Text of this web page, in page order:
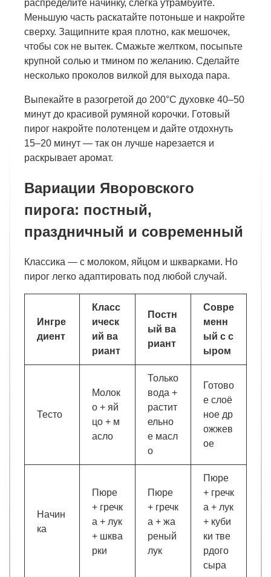
распределите начинку, слегка утрамбуйте.
Меньшую часть раскатайте потоньше и накройте
сверху. Защипните края плотно, как мешочек,
чтобы сок не вытек. Смажьте желтком, посыпьте
крупной солью и тмином по желанию. Сделайте
несколько проколов вилкой для выхода пара.
Выпекайте в разогретой до 200°C духовке 40–50
минут до красивой румяной корочки. Готовый
пирог накройте полотенцем и дайте отдохнуть
15–20 минут — так он лучше нарезается и
раскрывает аромат.
Вариации Яворовского
пирога: постный,
праздничный и современный
Классика — с молоком, яйцом и шкварками. Но
пирог легко адаптировать под любой случай.
Ингре
диент
Класс
ическ
ий ва
риант
Постн
ый ва
риант
Совре
менн
ый с с
ыром
Тесто
Молок
о + яй
цо + м
асло
Только
вода +
растит
ельно
е масл
о
Готово
е слоё
ное др
ожжев
ое
Начин
ка
Пюре
+ гречк
а + лук
+ шква
рки
Пюре
+ гречк
а + жа
реный
лук
Пюре
+ гречк
а + лук
+ куби
ки тве
рдого
сыра